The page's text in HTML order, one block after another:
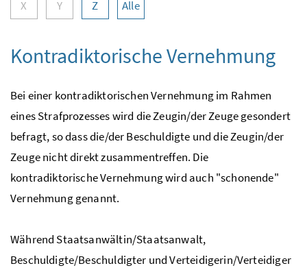
X Y Z Alle
Kontradiktorische Vernehmung
Bei einer kontradiktorischen Vernehmung im Rahmen
eines Strafprozesses wird die Zeugin/der Zeuge gesondert
befragt, so dass die/der Beschuldigte und die Zeugin/der
Zeuge nicht direkt zusammentreffen. Die
kontradiktorische Vernehmung wird auch "schonende"
Vernehmung genannt.
Während Staatsanwältin/Staatsanwalt,
Beschuldigte/Beschuldigter und Verteidigerin/Verteidiger